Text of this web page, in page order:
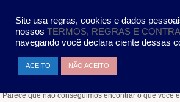
conteúdo
Nada encontrado
Parece que não conseguimos encontrar o que você
Site usa regras, cookies e dados
nossos TERMOS, REGRAS E
navegando você declara ciente dessas
ACEITO NÃO ACEITO